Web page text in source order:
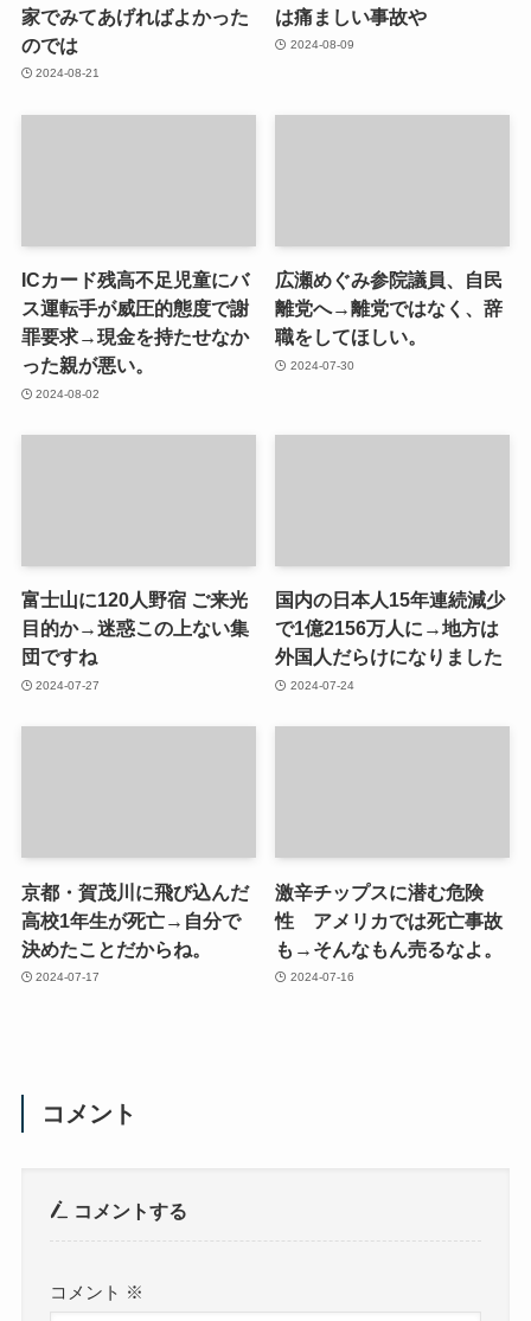
家でみてあげればよかった
のでは
2024-08-21
は痛ましい事故や
2024-08-09
ICカード残高不足児童にバ
ス運転手が威圧的態度で謝
罪要求→現金を持たせなか
った親が悪い。
2024-08-02
広瀬めぐみ参院議員、自民
離党へ→離党ではなく、辞
職をしてほしい。
2024-07-30
富士山に120人野宿 ご来光
目的か→迷惑この上ない集
団ですね
2024-07-27
国内の日本人15年連続減少
で1億2156万人に→地方は
外国人だらけになりました
2024-07-24
京都・賀茂川に飛び込んだ
高校1年生が死亡→自分で
決めたことだからね。
2024-07-17
激辛チップスに潜む危険
性 アメリカでは死亡事故
も→そんなもん売るなよ。
2024-07-16
コメント
コメントする
コメント ※